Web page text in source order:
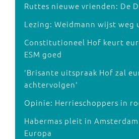
Ruttes nieuwe vrienden: De
Lezing: Weidmann wijst weg
Constitutioneel Hof keurt
ESM goed
'Brisante uitspraak Hof zal
achtervolgen'
Opinie: Herrieschoppers in
Habermas pleit in
Europa